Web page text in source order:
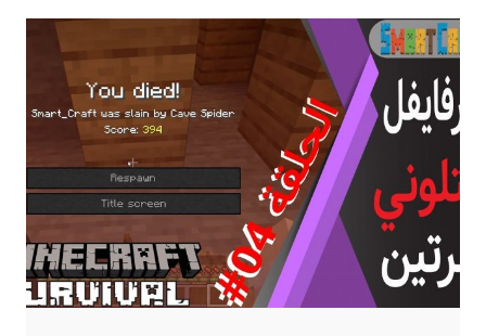
وخرافي
وبسيط
التحديث
الأخير
1.14
:
ماين
كرافت